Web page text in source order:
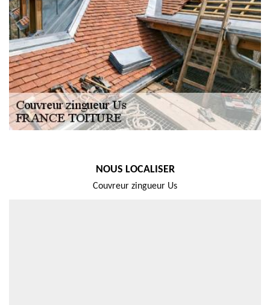
NOUS LOCALISER
Couvreur zingueur Us